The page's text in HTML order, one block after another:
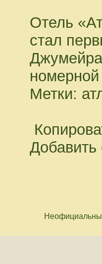
Отель
стал
Метки:
Добавить